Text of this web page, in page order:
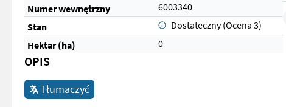
Numer wewnętrzny
6003340
Stan
Dostateczny (Ocena 3)
Hektar (ha)
0
OPIS
Tłumaczyć